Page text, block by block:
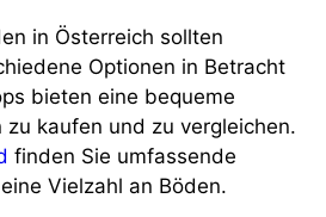
in Österreich sollten
Optionen in Betracht
bieten eine bequeme
zu kaufen und zu vergleichen.
finden Sie umfassende
Vielzahl an Böden.